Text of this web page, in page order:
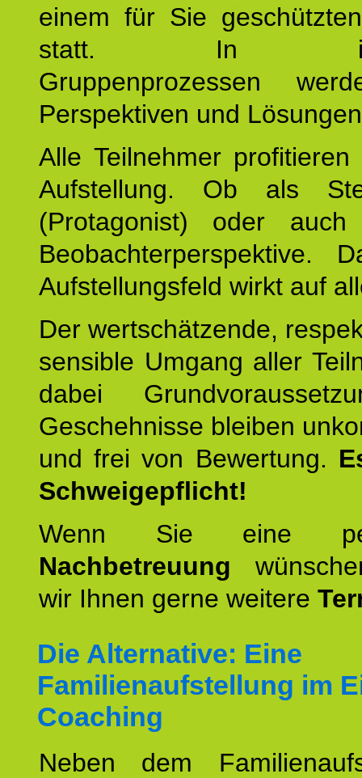
einem für Sie
statt. In
Gruppenprozessen
Perspektiven und
Alle Teilnehmer
Aufstellung. Ob als
(Protagonist) oder
Beobachterperspektive.
Aufstellungsfeld wirkt auf
Der wertschätzende,
sensible Umgang aller
dabei
Geschehnisse bleiben
und frei von Bewertung.
Schweigepflicht!
Wenn Sie eine
Nachbetreuung
wir Ihnen gerne weitere
Die Alternative: Eine
Familienaufstellung im
Coaching
Neben dem